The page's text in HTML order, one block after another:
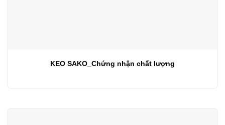
KEO SAKO_Chứng nhận chất lượng